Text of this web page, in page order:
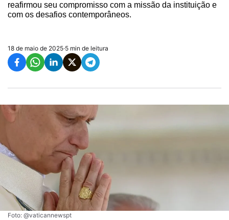
reafirmou seu compromisso com a missão da instituição e
com os desafios contemporâneos.
18 de maio de 2025·5 min de leitura
Foto: @vaticannewspt